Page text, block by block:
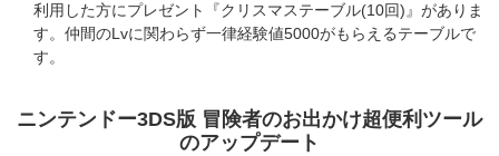
利用した方にプレゼント『クリスマステーブル(10回)』がありま
す。仲間のLvに関わらず一律経験値5000がもらえるテーブルで
す。
ニンテンドー3DS版 冒険者のお出かけ超便利ツール
のアップデート